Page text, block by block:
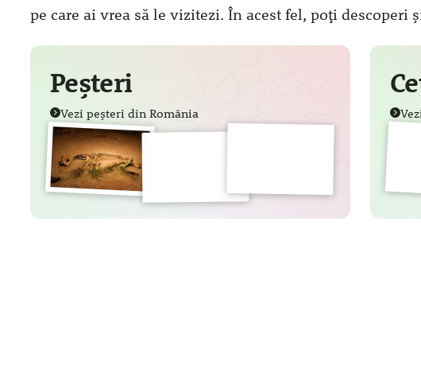
pe care ai vrea să le vizitezi. În acest fel, poți descoperi
Peșteri
Vezi peșteri din România